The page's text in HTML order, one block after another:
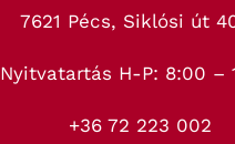
7621 Pécs, Siklósi út
Nyitvatartás H-P: 8:00 –
+36 72 223 002